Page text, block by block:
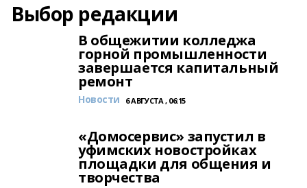
Выбор редакции
В общежитии колледжа
горной промышленности
завершается капитальный
ремонт
Новости 6 АВГУСТА , 06:15
«Домосервис» запустил в
уфимских новостройках
площадки для общения и
творчества